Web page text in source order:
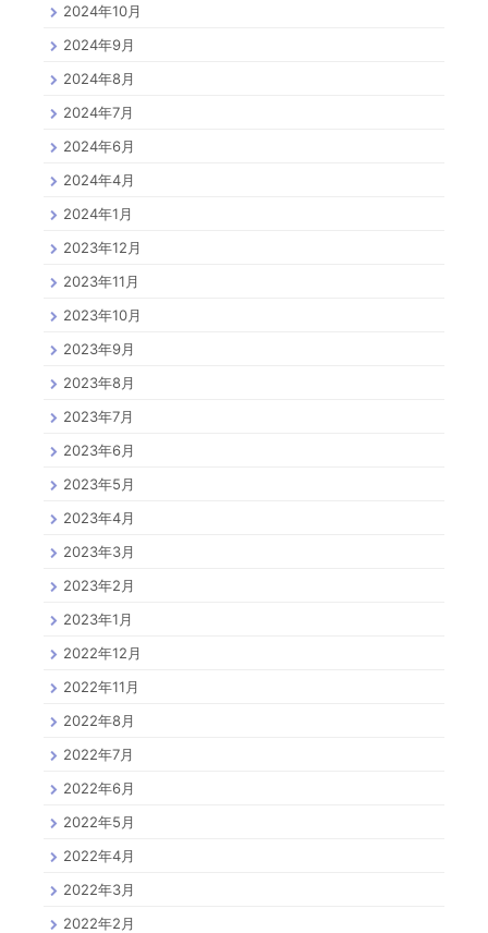
2024年10月
2024年9月
2024年8月
2024年7月
2024年6月
2024年4月
2024年1月
2023年12月
2023年11月
2023年10月
2023年9月
2023年8月
2023年7月
2023年6月
2023年5月
2023年4月
2023年3月
2023年2月
2023年1月
2022年12月
2022年11月
2022年8月
2022年7月
2022年6月
2022年5月
2022年4月
2022年3月
2022年2月